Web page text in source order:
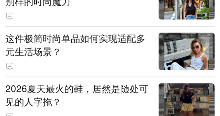
这件极简时尚单品如何实现适配多
元生活场景？
2026夏天最火的鞋，居然是随处可
见的人字拖？